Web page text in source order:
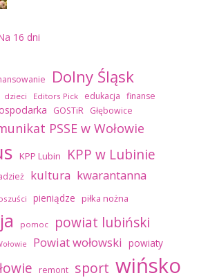
16 dni
Dolny Śląsk
dzieci Editors Pick edukacja finanse
GOSTiR Głębowice
PSSE w Wołowie
KPP Lubin KPP w Lubinie
kultura kwarantanna
pieniądze piłka nożna
pomoc powiat lubiński
Powiat wołowski powiaty
remont sport wińsko